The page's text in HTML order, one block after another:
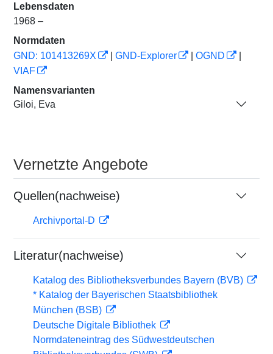
Lebensdaten
1968 –
Normdaten
GND: 101413269X
GND-Explorer OGND
VIAF
Namensvarianten
Giloi, Eva
Vernetzte Angebote
Quellen(nachweise)
Archivportal-D
Literatur(nachweise)
Katalog des Bibliotheksverbundes Bayern (BVB)
* Katalog der Bayerischen Staatsbibliothek
München (BSB)
Deutsche Digitale Bibliothek
Normdateneintrag des Südwestdeutschen